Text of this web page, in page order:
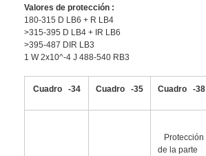
Valores de protección :
180-315 D LB6 + R LB4
>315-395 D LB4 + IR LB6
>395-487 DIR LB3
1 W 2x10^-4 J 488-540 RB3
Cuadro -34 Cuadro -35 Cuadro -38
Protección
de la parte